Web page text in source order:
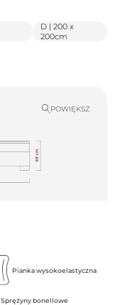
D | 200 x
200cm
POWIĘKSZ
Pianka wysokoelastyczna
Sprężyny bonellowe